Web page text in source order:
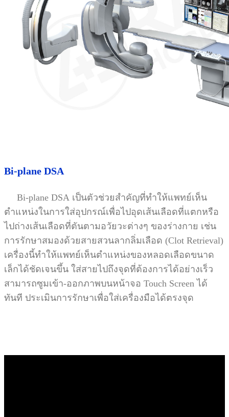
Bi-plane DSA
Bi-plane DSA เป็นตัวช่วยสำคัญที่ทำให้แพทย์เห็น
ตำแหน่งในการใส่อุปกรณ์เพื่อไปอุดเส้นเลือดที่แตกหรือ
ไปถ่างเส้นเลือดที่ตันตามอวัยวะต่างๆ ของร่างกาย เช่น
การรักษาสมองด้วยสายสวนลากลิ่มเลือด (Clot Retrieval)
เครื่องนี้ทำให้แพทย์เห็นตำแหน่งของหลอดเลือดขนาด
เล็กได้ชัดเจนขึ้น ใส่สายไปถึงจุดที่ต้องการได้อย่างเร็ว
สามารถซูมเข้า-ออกภาพบนหน้าจอ Touch Screen ได้
ทันที ประเมินการรักษาเพื่อใส่เครื่องมือได้ตรงจุด